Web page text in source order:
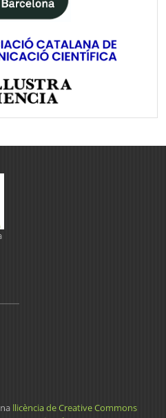
llicència de Creative Commons